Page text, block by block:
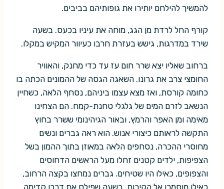
להמשיך להילחם יותירו את גופותיהם בביבים.
קורף החל לרדת מן הגג, מוחה את עיניו בכעס. בשעה
שירד במדרגות, גישש בעזרת חרבו כעיוור המקיש במקלו.
ברחוב שאליו יצא שרר חום עז עד כדי מחנק, והאוויר
החומצי צרב את גרונו. השאגה הגסה של ההמונים הכתה בו
כחומה קורסת, ואז מצא עצמו ביניהם, נסחף הלאה, כשחיין
הנשאב לזרם המים של גלגלי טחנת-קמח. הם הצחינו
מאימה ומן האפר והרמץ, ובאור הגיהינומי ששרר בחוץ
התקשה לראותם כיצורי אנוש. הוא ראה גברים ונשים
מחוסרי ההכרה, נסחפים הלאה במאוזן בתוך ההמון בשל
הצפיפות, ילדים קטנים זחלו מעל הראשים הדחוסים
והצפופים, כאילו היו שטיחים. גברים נמחצו בקצה הרחוב,
כאילו מוסמרו אל הקירות. בשעה שפילס את דרכו קדימה,